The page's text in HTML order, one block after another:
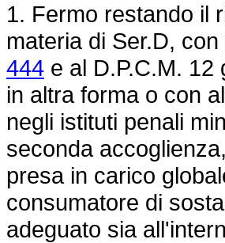
1. Fermo restando il
materia di Ser.D,
444 e al D.P.C.M.
in altra forma o con
negli istituti penali
seconda
presa in carico
consumatore di
adeguato sia